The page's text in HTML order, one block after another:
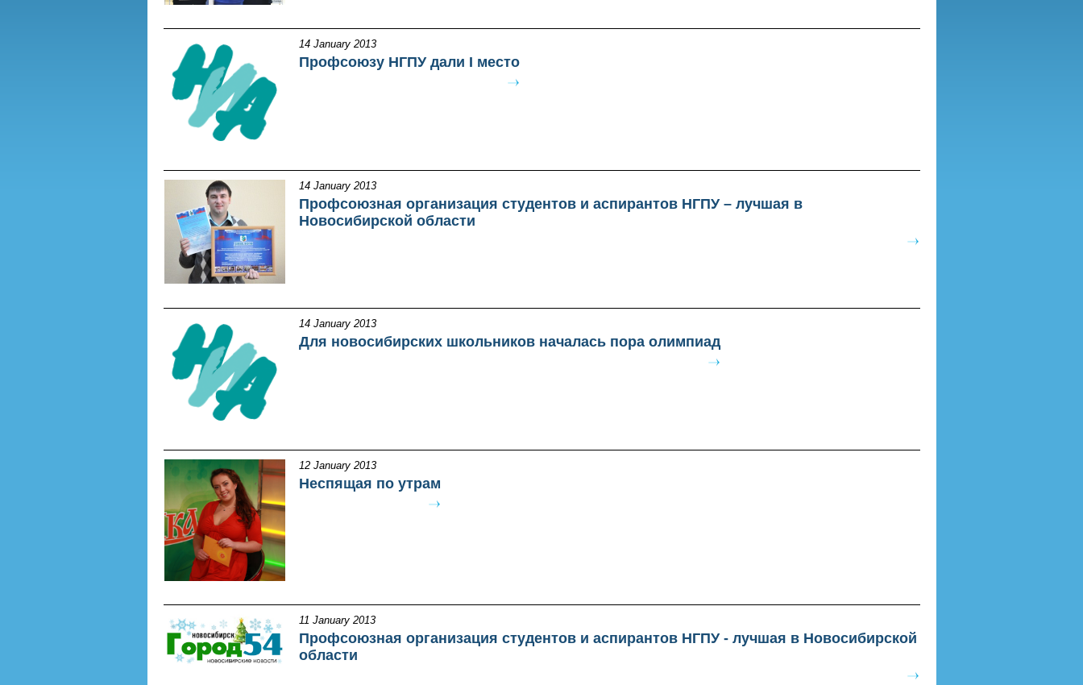
14 January 2013
Профсоюзу НГПУ дали I место
14 January 2013
Профсоюзная организация студентов и аспирантов НГПУ – лучшая в
Новосибирской области
14 January 2013
Для новосибирских школьников началась пора олимпиад
12 January 2013
Неспящая по утрам
11 January 2013
Профсоюзная организация студентов и аспирантов НГПУ - лучшая в Новосибирской
области